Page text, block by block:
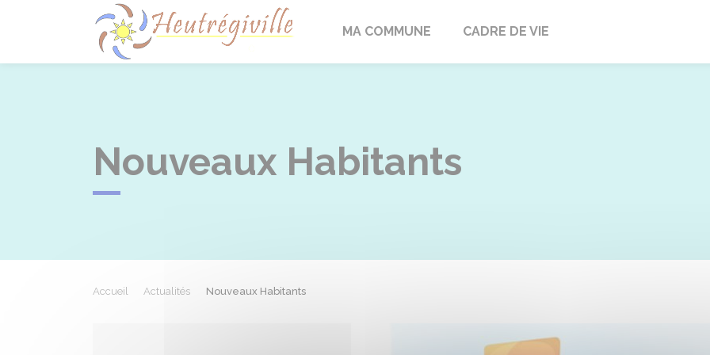
Heutrégiville
MA COMMUNE CADRE DE VIE
Nouveaux Habitants
Accueil Actualités Nouveaux Habitants